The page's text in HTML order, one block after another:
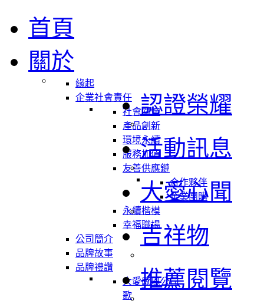
首頁
關於
緣起
企業社會責任
社會關懷
產品創新
環境永續
服務加值
友善供應鏈
合作夥伴
企業團購
永續楷模
幸福職場
公司簡介
品牌故事
品牌禮讚
大愛感恩公司
歌
認證榮耀
活動訊息
大愛心聞
吉祥物
推薦閱覽